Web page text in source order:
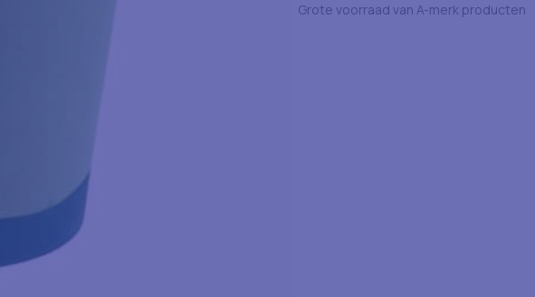
Grote voorraad van A-merk producten